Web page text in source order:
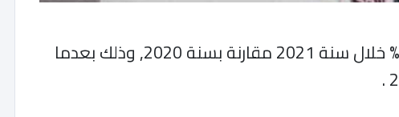
تحسن الادخار الوطني بنسبة 16.2% خلال سنة 2021 مقارنة بسنة 2020, وذلك بعدما